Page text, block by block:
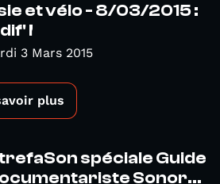
et vélo - 8/03/2015 :
!
3 Mars 2015
plus
spéciale Guide
Sonor...